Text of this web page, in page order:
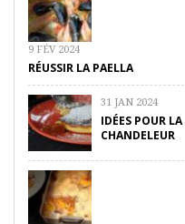
9 FÉV 2024
RÉUSSIR LA PAELLA
31 JAN 2024
IDÉES POUR LA
CHANDELEUR